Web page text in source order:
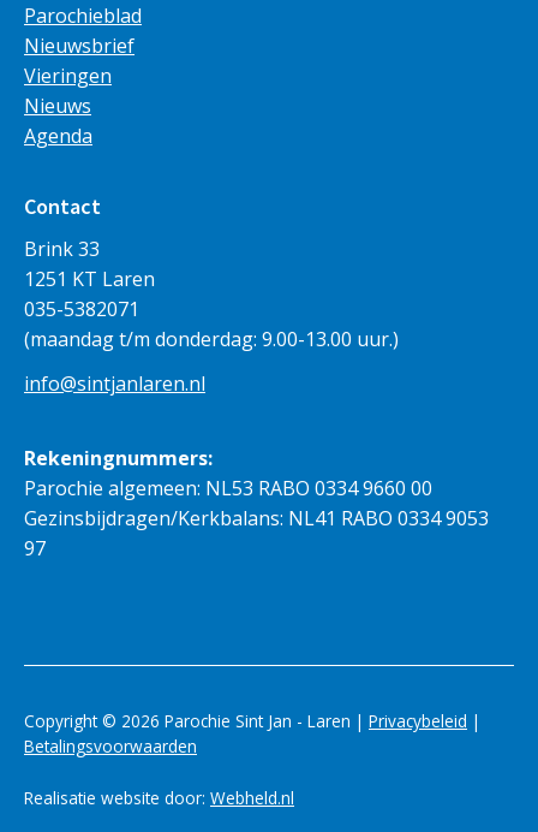
Parochieblad
Nieuwsbrief
Vieringen
Nieuws
Agenda
Contact
Brink 33
1251 KT Laren
035-5382071
(maandag t/m donderdag: 9.00-13.00 uur.)
info@sintjanlaren.nl
Rekeningnummers:
Parochie algemeen: NL53 RABO 0334 9660 00
Gezinsbijdragen/Kerkbalans: NL41 RABO 0334 9053
97
Copyright © 2026 Parochie Sint Jan - Laren | Privacybeleid |
Betalingsvoorwaarden
Realisatie website door: Webheld.nl